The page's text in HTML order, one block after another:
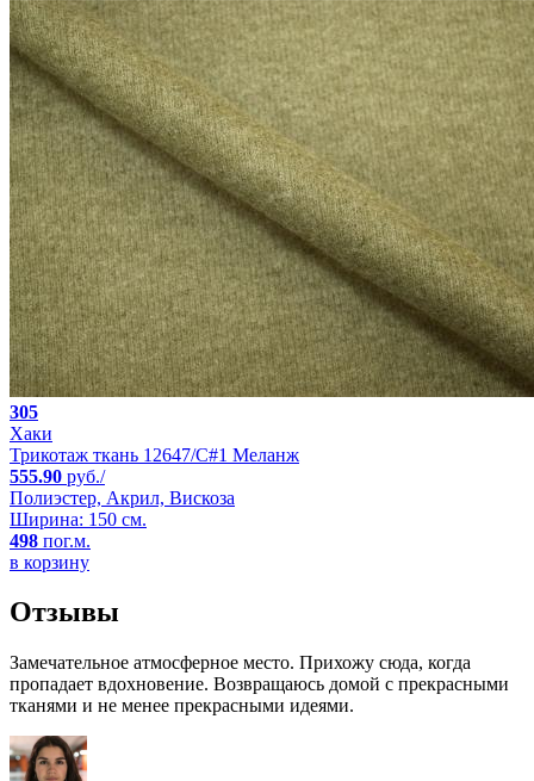
305
Хаки
Трикотаж ткань 12647/C#1 Меланж
555.90 руб./
Полиэстер, Акрил, Вискоза
Ширина: 150 см.
498 пог.м.
в корзину
Отзывы
Замечательное атмосферное место. Прихожу сюда, когда
пропадает вдохновение. Возвращаюсь домой с прекрасными
тканями и не менее прекрасными идеями.